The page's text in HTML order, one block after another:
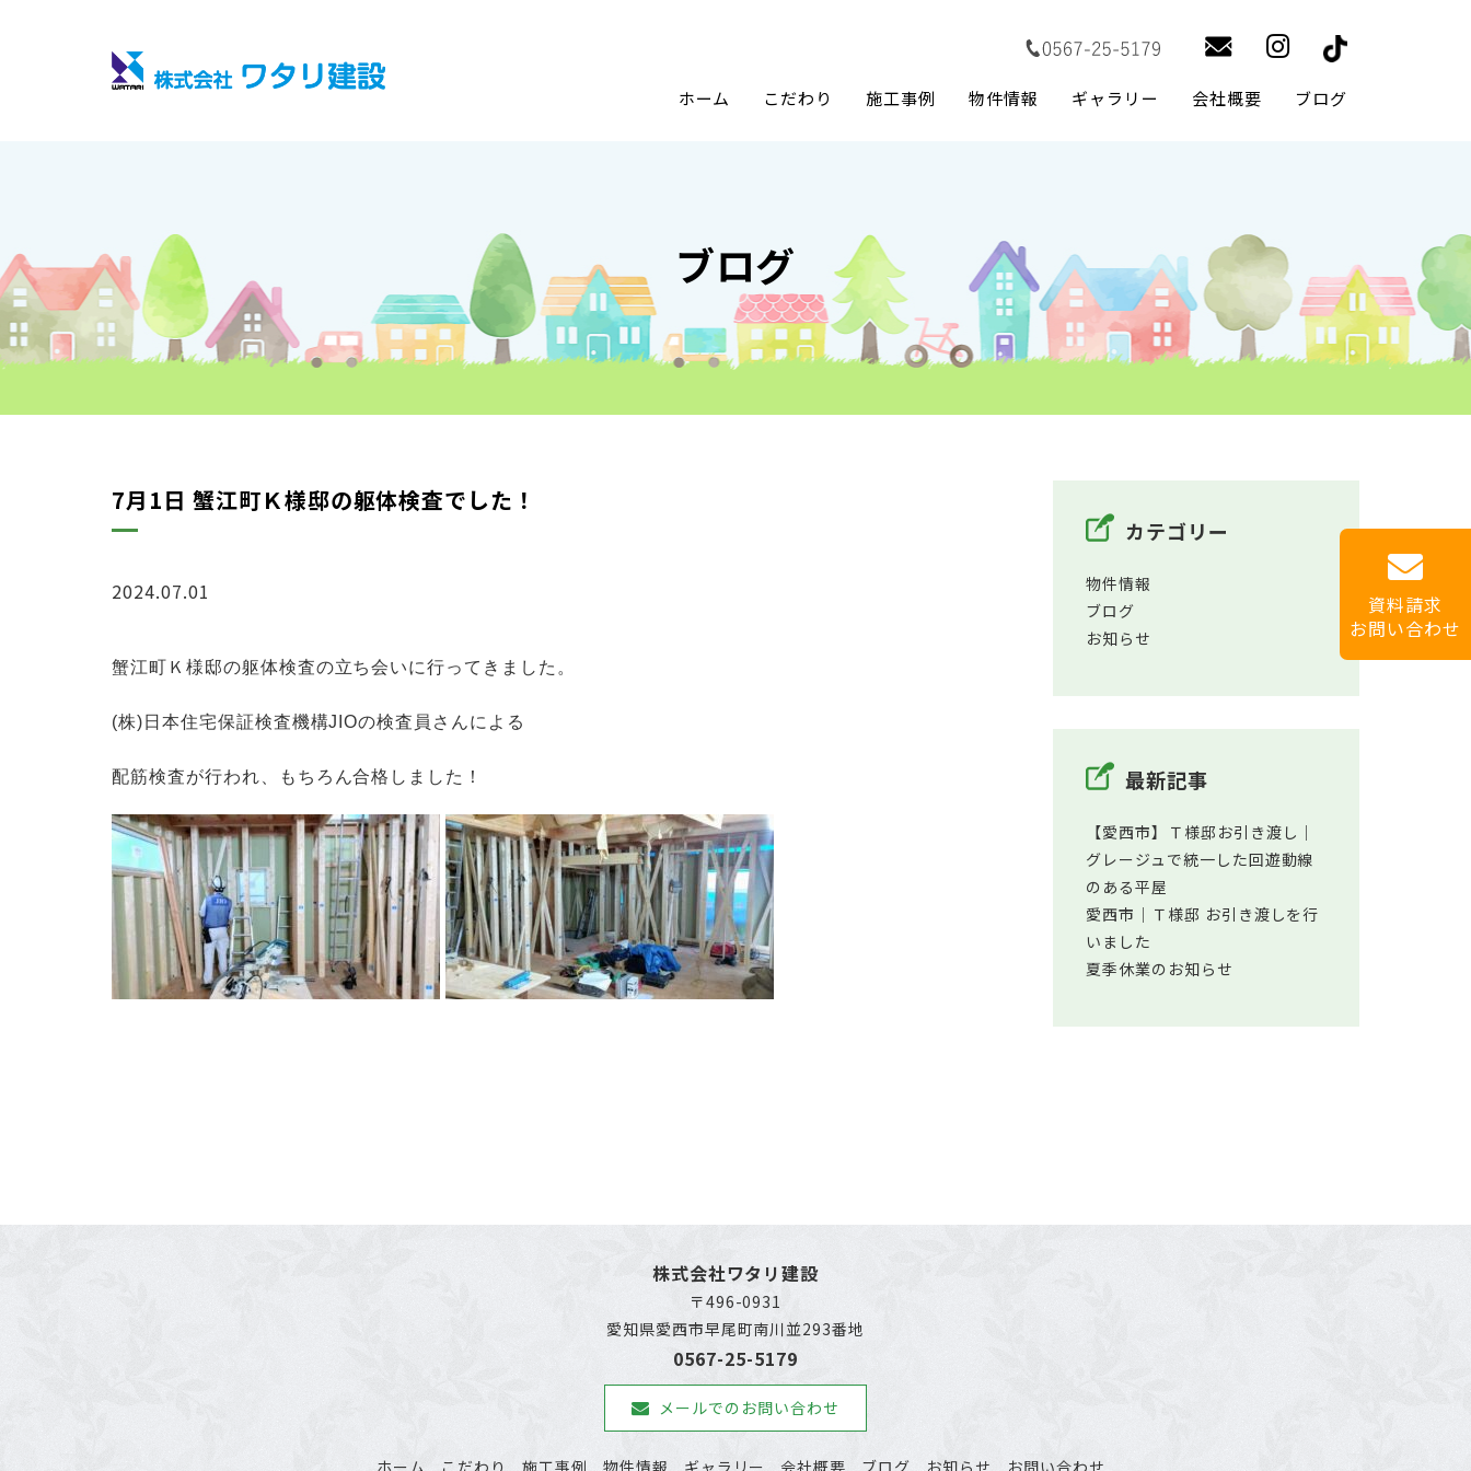
ホーム こだわり 施工事例 物件情報 ギャラリー 会社概要 ブログ
資料請求
お問い合わせ
ブログ
7月1日 蟹江町Ｋ様邸の躯体検査でした！
2024.07.01
蟹江町Ｋ様邸の躯体検査の立ち会いに行ってきました。
(株)日本住宅保証検査機構JIOの検査員さんによる
配筋検査が行われ、 もちろん合格しました！
カテゴリー
物件情報
ブログ
お知らせ
最新記事
【愛西市】Ｔ様邸お引き渡し｜
グレージュで統一した回遊動線
のある平屋
愛西市│Ｔ様邸 お引き渡しを行
いました
夏季休業のお知らせ
株式会社ワタリ建設
〒496-0931
愛知県愛西市早尾町南川並293番地
0567-25-5179
メールでのお問い合わせ
ホーム こだわり 施工事例 物件情報 ギャラリー 会社概要 ブログ お知らせ お問い合わせ